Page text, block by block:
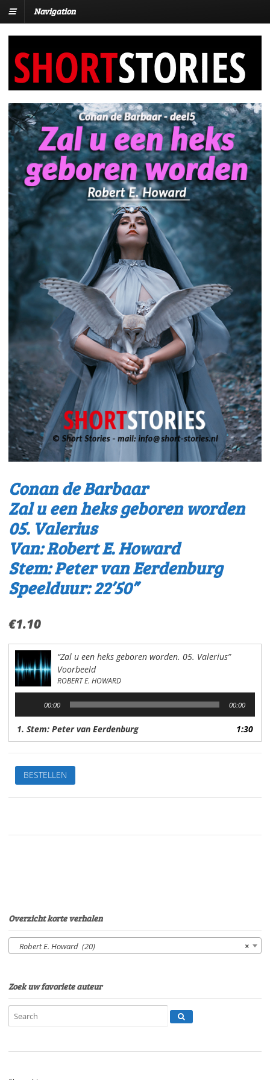
Navigation
Conan de Barbaar
Zal u een heks geboren worden
05. Valerius
Van: Robert E. Howard
Stem: Peter van Eerdenburg
Speelduur: 22’50”
€1.10
“Zal u een heks geboren worden. 05. Valerius”
Voorbeeld
ROBERT E. HOWARD
00:00 00:00
1. Stem: Peter van Eerdenburg 1:30
Conan
de
BarbaarZal
heks
Peter
van
EerdenburgSpeelduur:
BESTELLEN
Overzicht korte verhalen
×
Robert E. Howard (20)
Zoek uw favoriete auteur